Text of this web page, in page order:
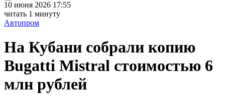
10 июня 2026 17:55
читать 1 минуту
Автопром
На Кубани собрали копию
Bugatti Mistral стоимостью 6
млн рублей